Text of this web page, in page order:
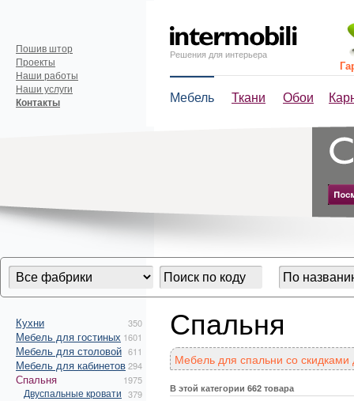
Решения для интерьера
Мебель Ткани Обои
Пошив штор
Проекты
Наши работы
Наши услуги
Контакты
Кухни 350
Мебель для гостиных 1601
Мебель для столовой 611
Мебель для кабинетов294
Спальня 1975
Двуспальные кровати 379
Спальня
Мебель для спальни со
В этой категории 662 товара